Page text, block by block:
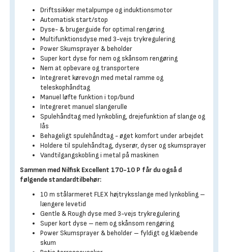
Driftssikker metalpumpe og induktionsmotor
Automatisk start/stop
Dyse- & brugerguide for optimal rengøring
Multifunktionsdyse med 3-vejs trykregulering
Power Skumsprayer & beholder
Super kort dyse for nem og skånsom rengøring
Nem at opbevare og transportere
Integreret kørevogn med metal ramme og
teleskophåndtag
Manuel løfte funktion i top/bund
Integreret manuel slangerulle
Spulehåndtag med lynkobling, drejefunktion af slange og
lås
Behageligt spulehåndtag - øget komfort under arbejdet
Holdere til spulehåndtag, dyserør, dyser og skumsprayer
Vandtilgangskobling i metal på maskinen
Sammen med Nilfisk Excellent 170-10 P får du også d
følgende standardtilbehør:
10 m stålarmeret FLEX højtryksslange med lynkobling –
længere levetid
Gentle & Rough dyse med 3-vejs trykregulering
Super kort dyse – nem og skånsom rengøring
Power Skumsprayer & beholder – fyldigt og klæbende
skum